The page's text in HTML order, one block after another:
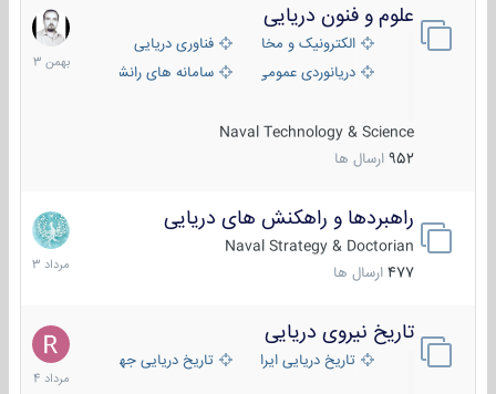
علوم و فنون دریایی
الکترونیک و مخابرات دریاییفناوری دریایی
دریانوردی عمومی
سامانه های رانشی دریایی
Naval Technology & Science
952 ارسال ها
6
بهمن
1403
راهبردها و راهکنش های دریایی
Naval Strategy & Doctorian
477 ارسال ها
2
مرداد
1403
تاریخ نیروی دریایی
تاریخ دریایی ایران تاریخ دریایی جهان
16
مرداد
1404